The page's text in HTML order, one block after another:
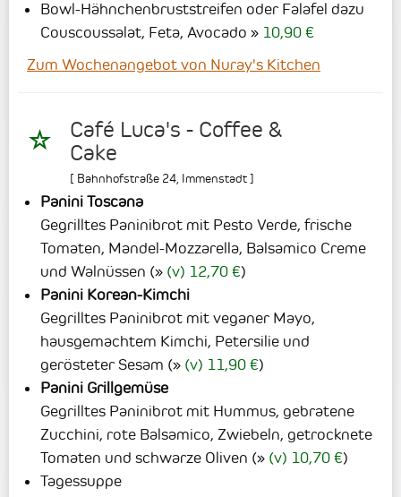
Bowl-Hähnchenbruststreifen oder Falafel dazu
Couscoussalat, Feta, Avocado
10,90 €
Zum Wochenangebot von Nuray's Kitchen
Café Luca's - Coffee &
Cake
[ Bahnhofstraße 24 Immenstadt]
Panini Toscana
Gegrilltes Paninibrot mit Pesto Verde, frische
Tomaten, Mandel-Mozzarella, Balsamico Creme
und Walnüssen ( (v) 12,70 €)
Panini Korean-Kimchi
Gegrilltes Paninibrot mit veganer Mayo,
hausgemachtem Kimchi, Petersilie und
gerösteter Sesam ( (v) 11,90 €)
Panini Grillgemüse
Gegrilltes Paninibrot mit Hummus, gebratene
Zucchini, rote Balsamico, Zwiebeln, getrocknete
Tomaten und schwarze Oliven ( (v) 10,70 €)
Tagessuppe